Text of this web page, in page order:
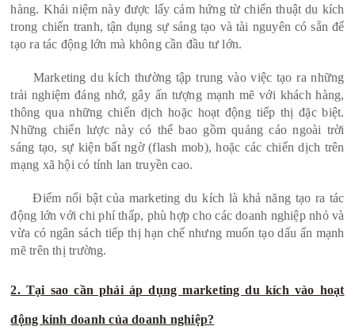
hàng. Khái niệm này được lấy cảm hứng từ chiến thuật du kích
trong chiến tranh, tận dụng sự sáng tạo và tài nguyên có sẵn để
tạo ra tác động lớn mà không cần đầu tư lớn.
Marketing du kích thường tập trung vào việc tạo ra những
trải nghiệm đáng nhớ, gây ấn tượng mạnh mẽ với khách hàng,
thông qua những chiến dịch hoặc hoạt động tiếp thị đặc biệt.
Những chiến lược này có thể bao gồm quảng cáo ngoài trời
sáng tạo, sự kiện bất ngờ (flash mob), hoặc các chiến dịch trên
mạng xã hội có tính lan truyền cao.
Điểm nổi bật của marketing du kích là khả năng tạo ra tác
động lớn với chi phí thấp, phù hợp cho các doanh nghiệp nhỏ và
vừa có ngân sách tiếp thị hạn chế nhưng muốn tạo dấu ấn mạnh
mẽ trên thị trường.
2. Tại sao cần phải áp dụng marketing du kích vào hoạt
động kinh doanh của doanh nghiệp?